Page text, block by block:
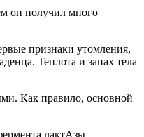
он получил много
признаки утомления,
Теплота и запах тела
Как правило, основной